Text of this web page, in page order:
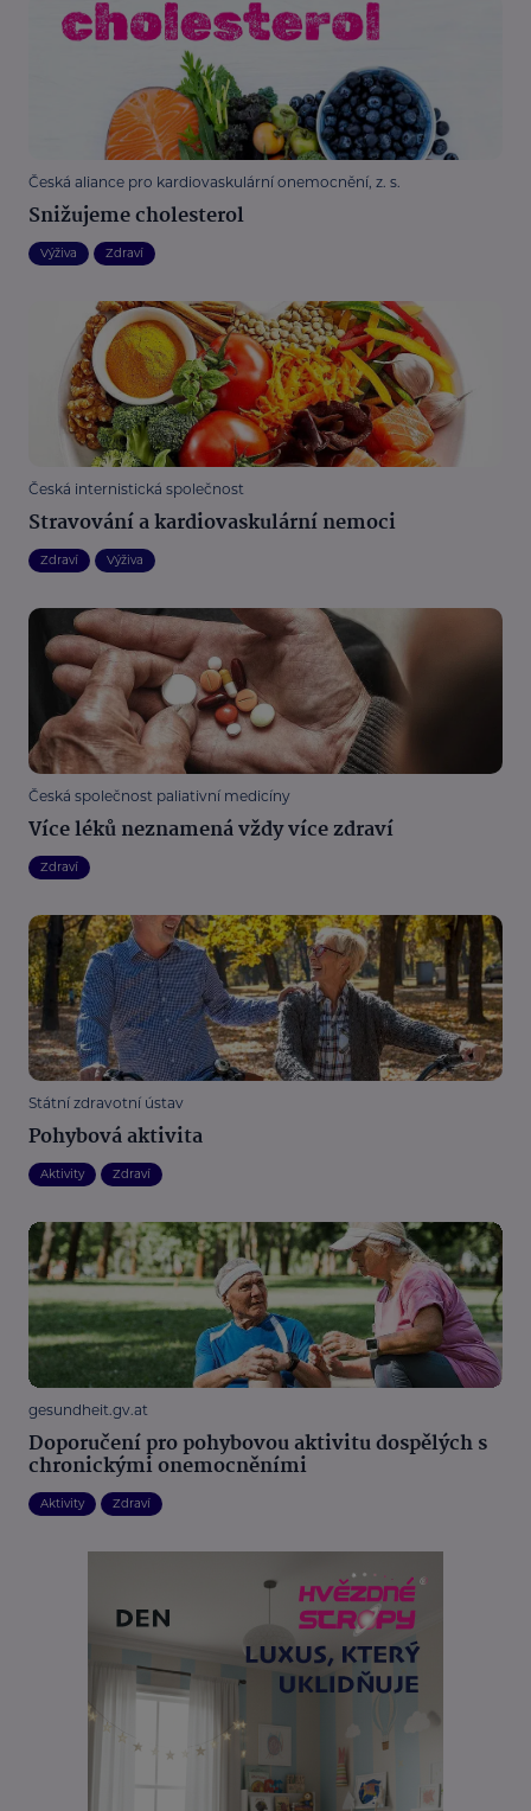
Česká aliance pro kardiovaskulární onemocnění, z. s.
Snižujeme cholesterol
Výživa Zdraví
Česká internistická společnost
Stravování a kardiovaskulární nemoci
Zdraví Výživa
Česká společnost paliativní medicíny
Více léků neznamená vždy více zdraví
Zdraví
Státní zdravotní ústav
Pohybová aktivita
Aktivity Zdraví
gesundheit.gv.at
Doporučení pro pohybovou aktivitu dospělých s
chronickými onemocněními
Aktivity Zdraví